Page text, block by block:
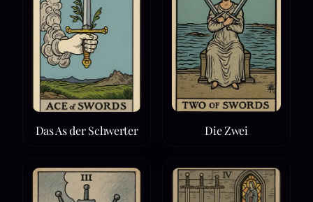
Das As der Schwerter Die Zwei